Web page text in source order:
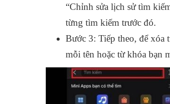
“Chỉnh sửa lịch sử tìm
từng tìm kiếm trước đó.
Bước 3: Tiếp theo, để xóa
mỗi tên hoặc từ khóa bạn